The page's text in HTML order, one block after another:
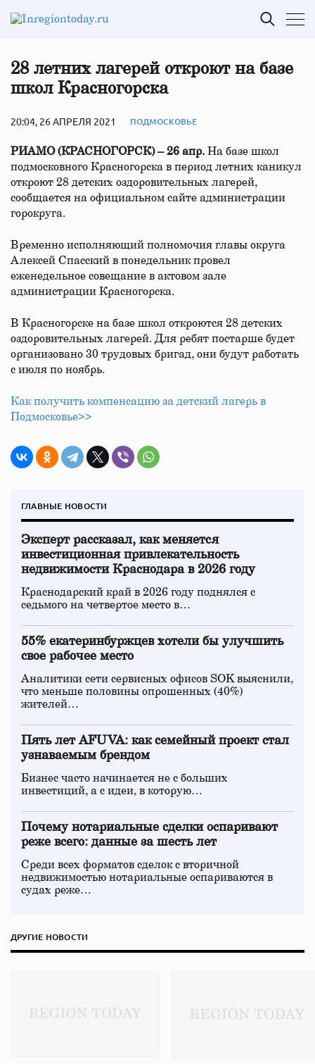
28 летних лагерей откроют на базе
школ Красногорска
20:04, 26 АПРЕЛЯ 2021 ПОДМОСКОВЬЕ
РИАМО (КРАСНОГОРСК) – 26 апр. На базе школ
подмосковного Красногорска в период летних каникул
откроют 28 детских оздоровительных лагерей,
сообщается на официальном сайте администрации
горокруга.
Временно исполняющий полномочия главы округа
Алексей Спасский в понедельник провел
еженедельное совещание в актовом зале
администрации Красногорска.
В Красногорске на базе школ откроются 28 детских
оздоровительных лагерей. Для ребят постарше будет
организовано 30 трудовых бригад, они будут работать
с июля по ноябрь.
Как получить компенсацию за детский лагерь в
Подмосковье>>
ГЛАВНЫЕ НОВОСТИ
Эксперт рассказал, как меняется
инвестиционная привлекательность
недвижимости Краснодара в 2026 году
Краснодарский край в 2026 году поднялся с
седьмого на четвертое место в…
55% екатеринбуржцев хотели бы улучшить
свое рабочее место
Аналитики сети сервисных офисов SOK выяснили,
что меньше половины опрошенных (40%)
жителей…
Пять лет AFUVA: как семейный проект стал
узнаваемым брендом
Бизнес часто начинается не с больших
инвестиций, а с идеи, в которую…
Почему нотариальные сделки оспаривают
реже всего: данные за шесть лет
Среди всех форматов сделок с вторичной
недвижимостью нотариальные оспариваются в
судах реже…
ДРУГИЕ НОВОСТИ